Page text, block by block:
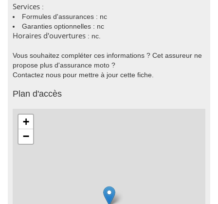
Services :
Formules d'assurances : nc
Garanties optionnelles : nc
Horaires d'ouvertures : nc.
Vous souhaitez compléter ces informations ? Cet assureur ne
propose plus d'assurance moto ?
Contactez nous pour mettre à jour cette fiche.
Plan d'accès
+
−